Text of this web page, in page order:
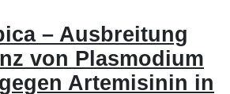
– Ausbreitung
von Plasmodium
Artemisinin in